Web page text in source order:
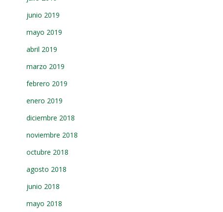
junio 2019
mayo 2019
abril 2019
marzo 2019
febrero 2019
enero 2019
diciembre 2018
noviembre 2018
octubre 2018
agosto 2018
junio 2018
mayo 2018